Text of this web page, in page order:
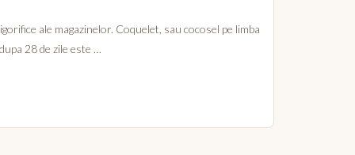
ale magazinelor. Coquelet, sau cocosel pe limba
28 de zile este …